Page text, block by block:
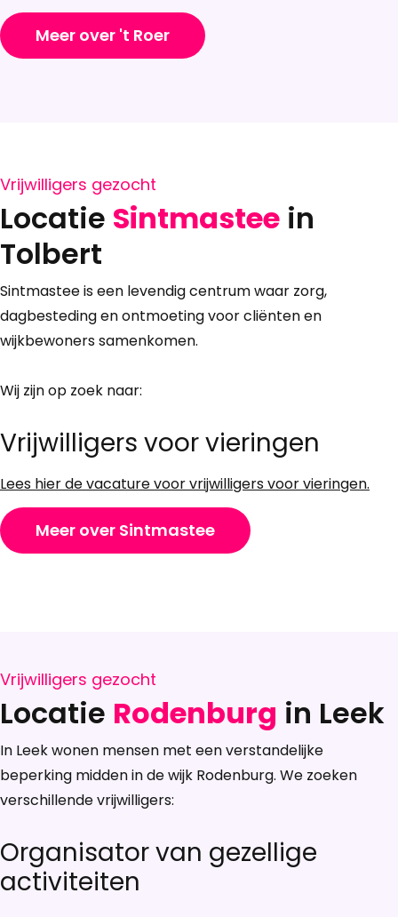
Meer over 't Roer
Vrijwilligers gezocht
Locatie Sintmastee in
Tolbert
Sintmastee is een levendig centrum waar zorg,
dagbesteding en ontmoeting voor cliënten en
wijkbewoners samenkomen.
Wij zijn op zoek naar:
Vrijwilligers voor vieringen
Lees hier de vacature voor vrijwilligers voor vieringen.
Meer over Sintmastee
Vrijwilligers gezocht
Locatie Rodenburg in Leek
In Leek wonen mensen met een verstandelijke
beperking midden in de wijk Rodenburg. We zoeken
verschillende vrijwilligers:
Organisator van gezellige
activiteiten